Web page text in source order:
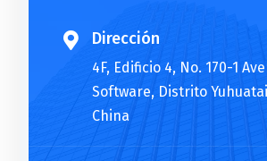
 Dirección
4F, Edificio 4, No. 170-1
Software, Distrito
China